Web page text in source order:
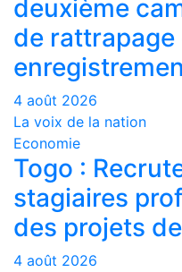
deuxième
de rattrapage
4 août 2026
La voix de la nation
Economie
Togo :
stagiaires
des projets
4 août 2026